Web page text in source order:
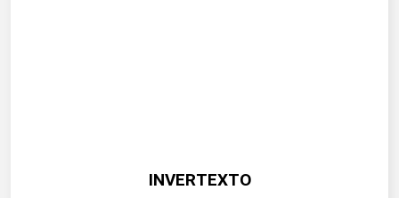
INVERTEXTO